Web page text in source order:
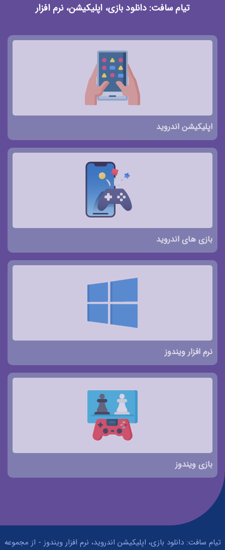
تیام سافت: دانلود بازی، اپلیکیشن، نرم افزار
اپلیکیشن اندروید
بازی های اندروید
نرم افزار ویندوز
بازی ویندوز
تیام سافت: دانلود بازی، اپلیکیشن اندروید، نرم افزار ویندوز - از مجموعه